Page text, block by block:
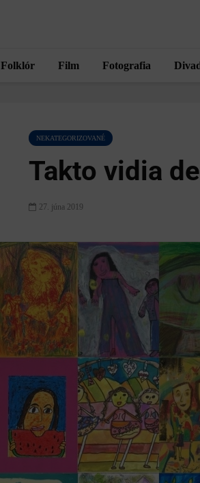
Folklór Film Fotografia
NEKATEGORIZOVANÉ
Takto vidia
27. júna 2019